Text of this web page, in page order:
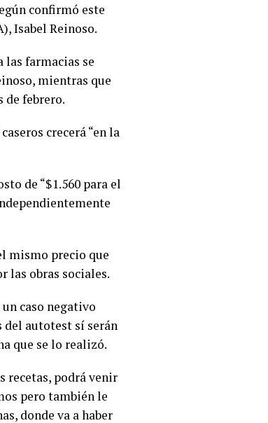
confirmó este
Isabel Reinoso.
farmacias se
mientras que
de febrero.
crecerá “en la
de “$1.560 para el
mismo precio que
las obras sociales.
caso negativo
del autotest sí serán
que se lo realizó.
recetas, podrá venir
pero también le
donde va a haber